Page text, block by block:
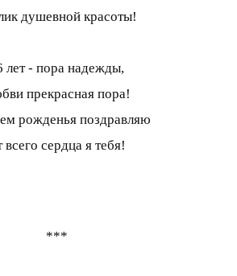
душевной красоты!
лет - пора надежды,
прекрасная пора!
рожденья поздравляю
всего сердца я тебя!
***